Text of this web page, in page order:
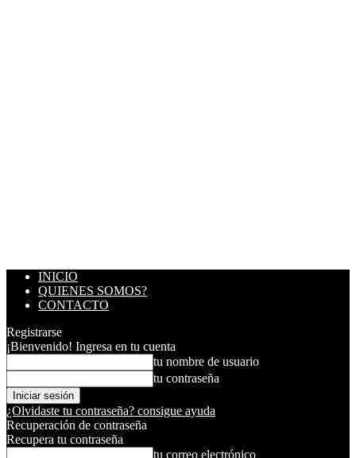
INICIO
QUIENES SOMOS?
CONTACTO
Registrarse
¡Bienvenido! Ingresa en tu cuenta
tu nombre de usuario
tu contraseña
¿Olvidaste tu contraseña? consigue ayuda
Recuperación de contraseña
Recupera tu contraseña
tu correo electrónico